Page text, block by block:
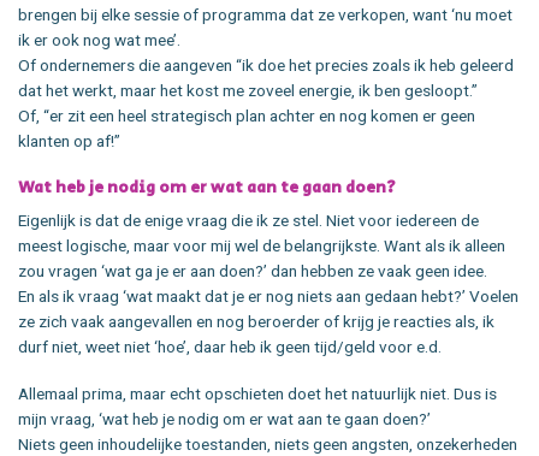
brengen bij elke sessie of programma dat ze verkopen, want ‘nu moet
ik er ook nog wat mee’.
Of ondernemers die aangeven “ik doe het precies zoals ik heb geleerd
dat het werkt, maar het kost me zoveel energie, ik ben gesloopt.”
Of, “er zit een heel strategisch plan achter en nog komen er geen
klanten op af!”
Wat heb je nodig om er wat aan te gaan doen?
Eigenlijk is dat de enige vraag die ik ze stel. Niet voor iedereen de
meest logische, maar voor mij wel de belangrijkste. Want als ik alleen
zou vragen ‘wat ga je er aan doen?’ dan hebben ze vaak geen idee.
En als ik vraag ‘wat maakt dat je er nog niets aan gedaan hebt?’ Voelen
ze zich vaak aangevallen en nog beroerder of krijg je reacties als, ik
durf niet, weet niet ‘hoe’, daar heb ik geen tijd/geld voor e.d.
Allemaal prima, maar echt opschieten doet het natuurlijk niet. Dus is
mijn vraag, ‘wat heb je nodig om er wat aan te gaan doen?’
Niets geen inhoudelijke toestanden, niets geen angsten, onzekerheden